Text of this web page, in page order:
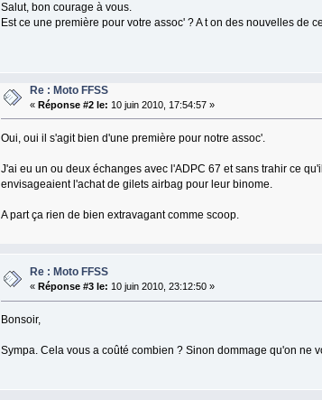
Salut, bon courage à vous.
Est ce une première pour votre assoc' ? A t on des nouvelles de
Re : Moto FFSS
«Réponse #2 le: 10 juin 2010, 17:54:57 »
Oui, oui il s'agit bien d'une première pour notre assoc'.
J'ai eu un ou deux échanges avec l'ADPC 67 et sans trahir ce
envisageaient l'achat de gilets airbag pour leur binome.
A part ça rien de bien extravagant comme scoop.
Re : Moto FFSS
«Réponse #3 le: 10 juin 2010, 23:12:50 »
Bonsoir,
Sympa. Cela vous a coûté combien ? Sinon dommage qu'on ne